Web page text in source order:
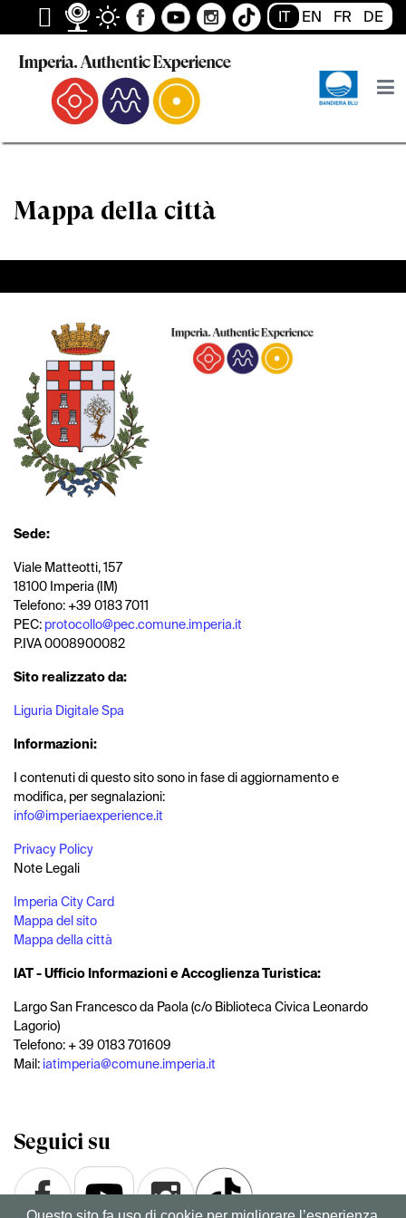
IT EN FR DE
Home Mappa della città
Mappa della città
Sede:
Viale Matteotti, 157
18100 Imperia (IM)
Telefono: +39 0183 7011
PEC: protocollo@pec.comune.imperia.it
P.IVA 0008900082
Sito realizzato da:
Liguria Digitale Spa
Informazioni:
I contenuti di questo sito sono in fase di aggiornamento e
modifica, per segnalazioni:
info@imperiaexperience.it
Privacy Policy
Note Legali
Imperia City Card
Mappa del sito
Mappa della città
IAT - Ufficio Informazioni e Accoglienza Turistica:
Largo San Francesco da Paola (c/o Biblioteca Civica Leonardo
Lagorio)
Telefono: + 39 0183 701609
Mail: iatimperia@comune.imperia.it
Seguici su